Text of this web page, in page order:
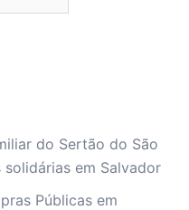
do Sertão do São
em Salvador
Públicas em